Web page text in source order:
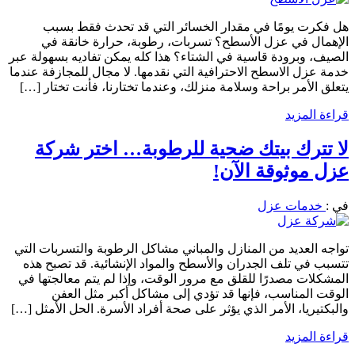
هل فكرت يومًا في مقدار الخسائر التي قد تحدث فقط بسبب
الإهمال في عزل الأسطح؟ تسربات، رطوبة، حرارة خانقة في
الصيف، وبرودة قاسية في الشتاء؟ هذا كله يمكن تفاديه بسهولة عبر
خدمة عزل الاسطح الاحترافية التي نقدمها. لا مجال للمجازفة عندما
يتعلق الأمر براحة وسلامة منزلك، وعندما تختارنا، فأنت تختار […]
قراءة المزيد
لا تترك بيتك ضحية للرطوبة… اختر شركة
عزل موثوقة الآن!
في : خدمات عزل
تواجه العديد من المنازل والمباني مشاكل الرطوبة والتسربات التي
تتسبب في تلف الجدران والأسطح والمواد الإنشائية. قد تصبح هذه
المشكلات مصدرًا للقلق مع مرور الوقت، وإذا لم يتم معالجتها في
الوقت المناسب، فإنها قد تؤدي إلى مشاكل أكبر مثل العفن
والبكتيريا، الأمر الذي يؤثر على صحة أفراد الأسرة. الحل الأمثل […]
قراءة المزيد